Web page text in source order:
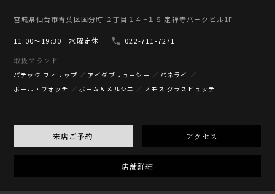
宮城県仙台市青葉区国分町 ２丁目１４−１８ 定禅寺パークビル1F
11:00〜19:30 水曜定休
022-711-7271
取扱ブランド
パテック フィリップ アイダブリューシー
パネライ
ボール・ウォッチ
ボーム＆メルシエ ノモス グラスヒュッテ
来店ご予約 アクセス
店舗詳細